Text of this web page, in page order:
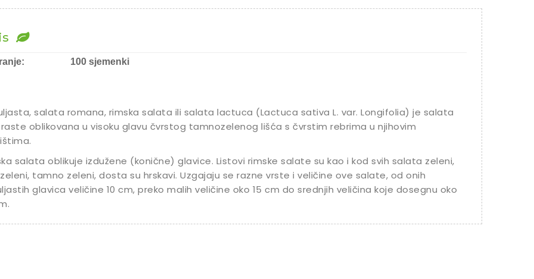
100 sjemenki
salata romana, rimska salata ili salata lactuca (Lactuca sativa L. var. Longifolia) je salata
oblikovana u visoku glavu čvrstog tamnozelenog lišća s čvrstim rebrima u njihovim
salata oblikuje izdužene (konične) glavice. Listovi rimske salate su kao i kod svih salata zeleni,
tamno zeleni, dosta su hrskavi. Uzgajaju se razne vrste i veličine ove salate, od onih
glavica veličine 10 cm, preko malih veličine oko 15 cm do srednjih veličina koje dosegnu oko